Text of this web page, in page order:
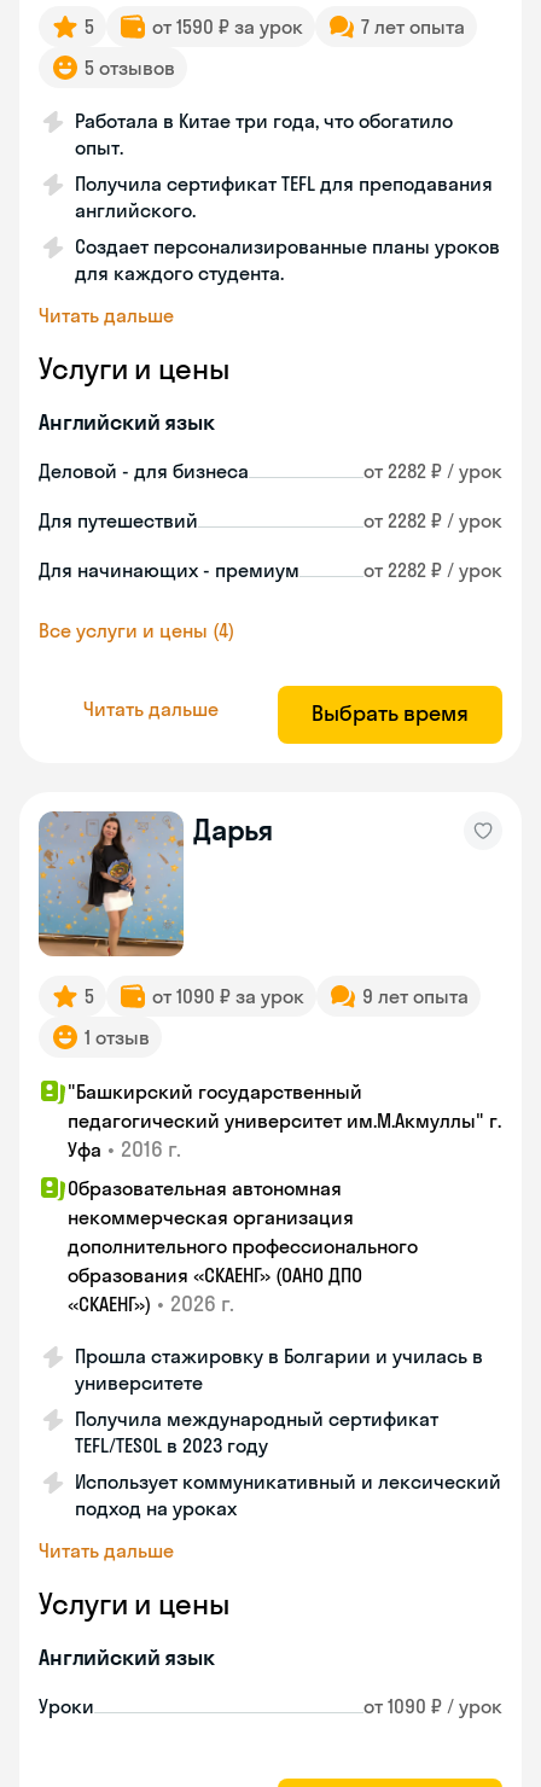
5 от 1590 ₽ за урок
7 лет опыта
5 отзывов
Работала в Китае три года, что обогатило
опыт.
Получила сертификат TEFL для преподавания
английского.
Создает персонализированные планы уроков
для каждого студента.
Читать дальше
Услуги и цены
Английский язык
Деловой - для бизнеса от 2282 ₽ / урок
Для путешествий от 2282 ₽ / урок
Для начинающих - премиум от 2282 ₽ / урок
Все услуги и цены (4)
Читать дальше Выбрать время
Дарья
5 от 1090 ₽ за урок
9 лет опыта
1 отзыв
"Башкирский государственный
педагогический университет им.М.Акмуллы" г.
Уфа • 2016 г.
Образовательная автономная
некоммерческая организация
дополнительного профессионального
образования «СКАЕНГ» (ОАНО ДПО
«СКАЕНГ») • 2026 г.
Прошла стажировку в Болгарии и училась в
университете
Получила международный сертификат
TEFL/TESOL в 2023 году
Использует коммуникативный и лексический
подход на уроках
Читать дальше
Услуги и цены
Английский язык
Уроки от 1090 ₽ / урок